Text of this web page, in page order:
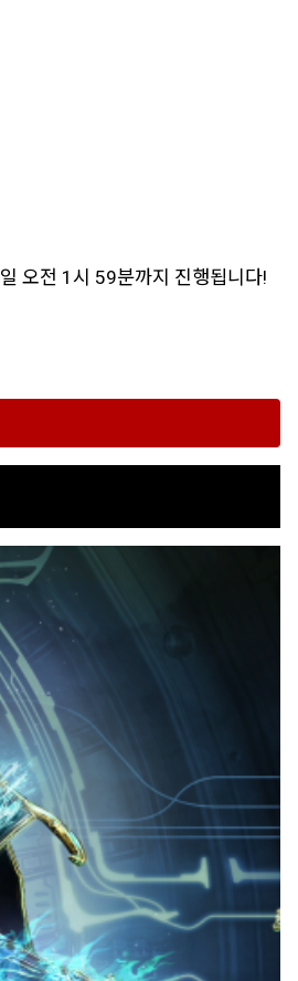
오전 1시 59분까지 진행됩니다!